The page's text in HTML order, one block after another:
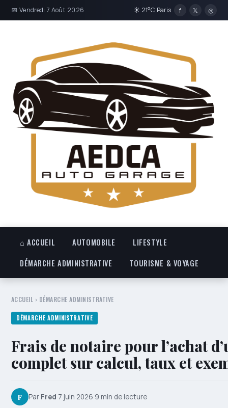
📅 Vendredi 7 Août 2026 ☀ 21°C Paris f 𝕏 ◎
⌂ ACCUEIL AUTOMOBILE
LIFESTYLE
DÉMARCHE ADMINISTRATIVE
TOURISME & VOYAGE
ACCUEIL › DÉMARCHE ADMINISTRATIVE
DÉMARCHE ADMINISTRATIVE
Frais de notaire pour l’achat
complet sur calcul, taux et
F Par Fred·7 juin 2026·9 min de lecture